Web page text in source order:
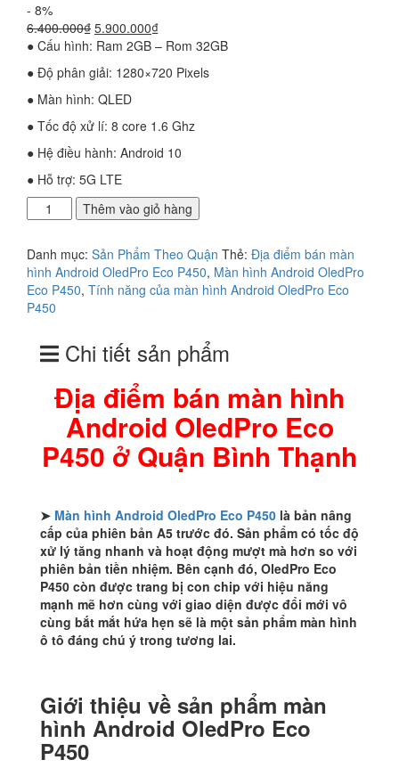
- 8%
6.400.000₫ Giá
gốc
là:
6.400.000₫.
5.900.000₫Giá
hiện
là:
● Cấu hình: Ram 2GB – Rom 32GB
● Độ phân giải: 1280×720 Pixels
● Màn hình: QLED
● Tốc độ xử lí: 8 core 1.6 Ghz
● Hệ điều hành: Android 10
● Hỗ trợ: 5G LTE
điểm
màn
hình
Android
OledPro
P450
lượng
Thêm vào giỏ hàng
Danh mục: Sản Phẩm Theo Quận Thẻ: Địa điểm bán màn
hình Android OledPro Eco P450, Màn hình Android OledPro
Eco P450, Tính năng của màn hình Android OledPro Eco
P450
Chi tiết sản phẩm
Địa điểm bán màn hình
Android OledPro Eco
P450 ở Quận Bình Thạnh
➤ Màn hình Android OledPro Eco P450 là bản nâng
cấp của phiên bản A5 trước đó. Sản phẩm có tốc độ
xử lý tăng nhanh và hoạt động mượt mà hơn so với
phiên bản tiền nhiệm. Bên cạnh đó, OledPro Eco
P450 còn được trang bị con chip với hiệu năng
mạnh mẽ hơn cùng với giao diện được đổi mới vô
cùng bắt mắt hứa hẹn sẽ là một sản phẩm màn hình
ô tô đáng chú ý trong tương lai.
Giới thiệu về sản phẩm màn
hình Android OledPro Eco
P450